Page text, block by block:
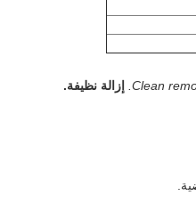
Clean
إزالة نظيفة.